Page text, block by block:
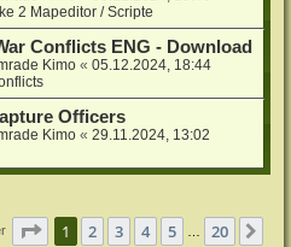
2 Mapeditor / Scripte
Conflicts ENG - Download
Kimo «05.12.2024, 18:44
Officers
Kimo «29.11.2024, 13:02
Seite 1von 20
1 2 3 4 5 20